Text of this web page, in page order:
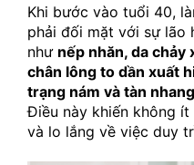
Khi bước vào tuổi 40,
phải đối mặt với sự lão
như nếp nhăn, da chảy
chân lông to dần xuất
trạng nám và tàn nhang
Điều này khiến không
và lo lắng về việc duy